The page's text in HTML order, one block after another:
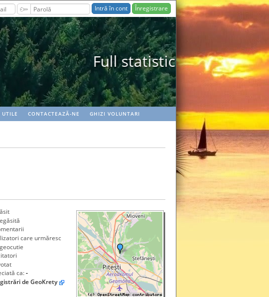
Înregistrare
free!
UTILE CONTACTEAZĂ-NE GHIZI VOLUNTARI
care urmăresc
ca:-
de GeoKrety